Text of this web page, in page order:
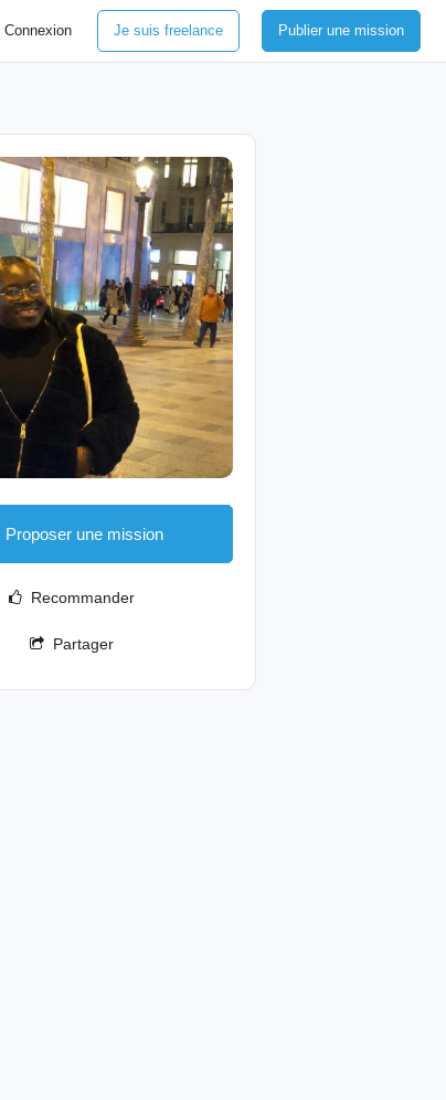
Connexion Je suis freelance Publier une mission
Proposer une mission
Recommander
Partager